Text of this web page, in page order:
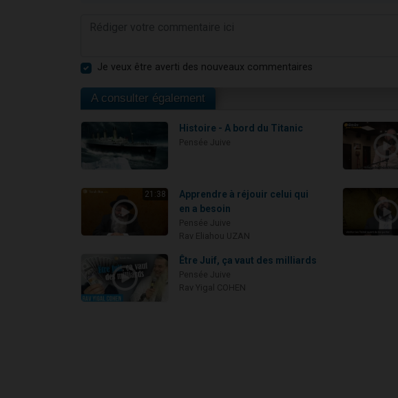
Je veux être averti des nouveaux commentaires
A consulter également
Histoire - A bord du Titanic
21:38
Apprendre à réjouir celui qui
en a besoin
Être Juif, ça vaut des milliards